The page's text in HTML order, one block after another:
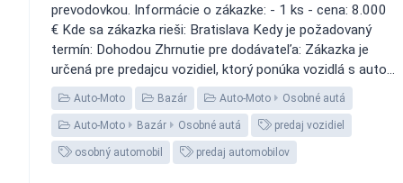
prevodovkou. Informácie o zákazke: - 1 ks - cena: 8.000
€ Kde sa zákazka rieši: Bratislava Kedy je požadovaný
termín: Dohodou Zhrnutie pre dodávateľa: Zákazka je
určená pre predajcu vozidiel, ktorý ponúka vozidlá s auto...
Auto-Moto Bazár Auto-Moto Osobné autá
Auto-Moto Bazár Osobné autá predaj vozidiel
osobný automobil predaj automobilov